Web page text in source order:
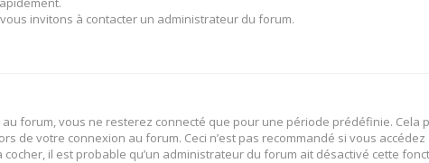
invitons à contacter un administrateur du forum.
forum, vous ne resterez connecté que pour une période prédéfinie. Cela
de votre connexion au forum. Ceci n’est pas recommandé si vous
il est probable qu’un administrateur du forum ait désactivé cette